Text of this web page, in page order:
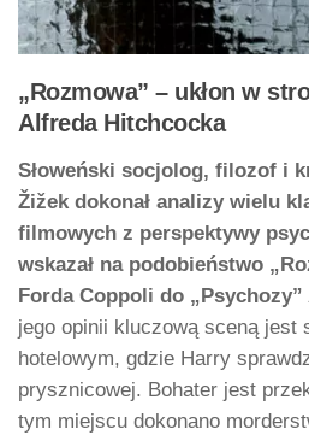
„Rozmowa” – ukłon w
Alfreda Hitchcocka
Słoweński socjolog, filozof i
Žižek dokonał analizy wielu
filmowych z perspektywy
wskazał na podobieństwo
Forda Coppoli do
jego opinii kluczową sceną jest
hotelowym, gdzie Harry
prysznicowej. Bohater jest
tym miejscu dokonano